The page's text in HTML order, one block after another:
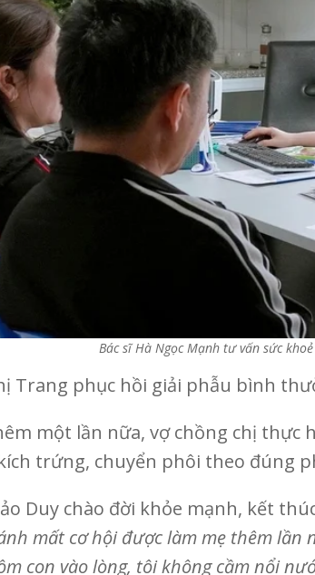
Bác sĩ Hà Ngọc Mạnh tư vấn sức
Trang phục hồi giải phẫu bình
một lần nữa, vợ chồng chị
trứng, chuyển phôi theo đúng
Duy chào đời khỏe mạnh, kết
mất cơ hội được làm mẹ thêm
con vào lòng, tôi không cầm nổi